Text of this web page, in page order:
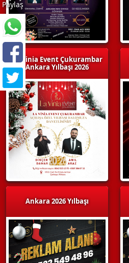
La Vinia Event Çukurambar
Ankara Yılbaşı 2026
Ankara 2026 Yılbaşı
Paylaş